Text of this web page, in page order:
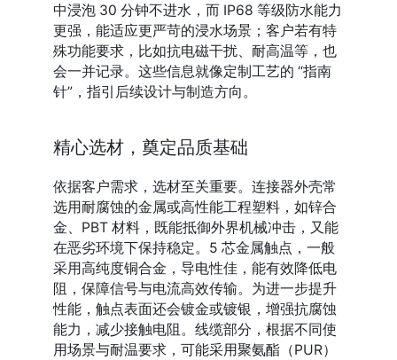
中浸泡 30 分钟不进水，而 IP68 等级防水能力
更强，能适应更严苛的浸水场景；客户若有特
殊功能要求，比如抗电磁干扰、耐高温等，也
会一并记录。这些信息就像定制工艺的 “指南
针”，指引后续设计与制造方向。
精心选材，奠定品质基础
依据客户需求，选材至关重要。连接器外壳常
选用耐腐蚀的金属或高性能工程塑料，如锌合
金、PBT 材料，既能抵御外界机械冲击，又能
在恶劣环境下保持稳定。5 芯金属触点，一般
采用高纯度铜合金，导电性佳，能有效降低电
阻，保障信号与电流高效传输。为进一步提升
性能，触点表面还会镀金或镀银，增强抗腐蚀
能力，减少接触电阻。线缆部分，根据不同使
用场景与耐温要求，可能采用聚氨酯（PUR）